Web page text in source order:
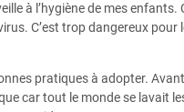
à l’hygiène de mes
C’est trop dangereux pour
pratiques à adopter.
car tout le monde se lavait